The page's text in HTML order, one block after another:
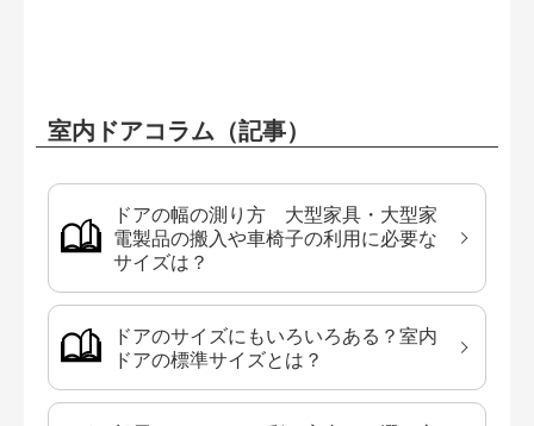
室内ドアコラム（記事）
ドアの幅の測り方 大型家具・大型家
電製品の搬入や車椅子の利用に必要な
サイズは？
ドアのサイズにもいろいろある？室内
ドアの標準サイズとは？